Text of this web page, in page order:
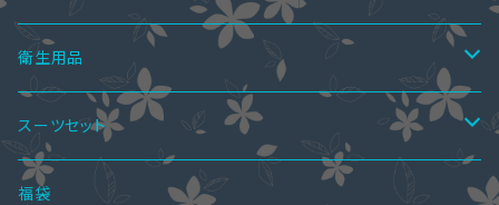
ペアインナー
ペアシャツ
ペアシャツ＆ワンピ
ミモレ丈ドレス
マキシ丈ドレス
オールインワン・パンツドレス
パンツスーツ
ワンピーススーツ
パンツドレス
パーティーバッグ
ブラウス
ロングブーツ
ハーフブーツ
ショートブーツ・ブーティー
ニーハイブーツ
ロングブーツ
ハーフブーツ
サンダル
レインブーツ
パンプス
オールインワン
サロペットスカート
ツーピース
トップス
カーディガン
ボトムス
セットアップ
オールインワン
衛生用品
手袋
スーツセット
4点セット
福袋